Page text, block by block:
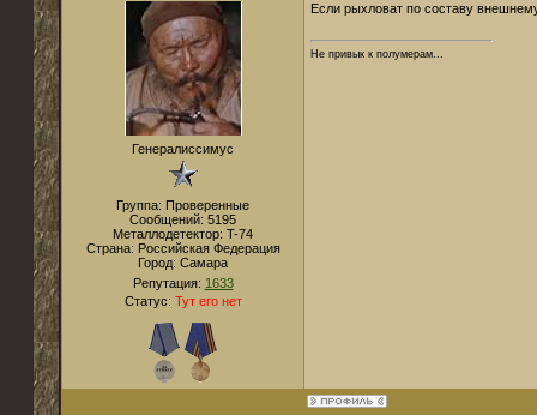
Генералиссимус
Группа: Проверенные
Сообщений: 5195
Металлодетектор: T-74
Страна: Российская Федерация
Город: Самара
Репутация: 1633
Статус: Тут его нет
Если рыхловат по составу
Не привык к полумерам...